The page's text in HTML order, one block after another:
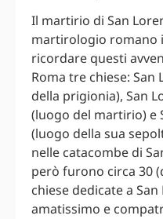
Il martirio di San
martirologio romano
ricordare questi
Roma tre chiese:
della prigionia), San
(luogo del martirio) e
(luogo della sua
nelle catacombe di
però furono circa 30
chiese dedicate a
amatissimo e